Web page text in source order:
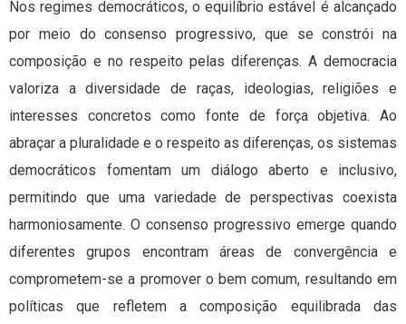
Nos regimes democráticos, o equilíbrio estável é alcançado
por meio do consenso progressivo, que se constrói na
composição e no respeito pelas diferenças. A democracia
valoriza a diversidade de raças, ideologias, religiões e
interesses concretos como fonte de força objetiva. Ao
abraçar a pluralidade e o respeito as diferenças, os sistemas
democráticos fomentam um diálogo aberto e inclusivo,
permitindo que uma variedade de perspectivas coexista
harmoniosamente. O consenso progressivo emerge quando
diferentes grupos encontram áreas de convergência e
comprometem-se a promover o bem comum, resultando em
políticas que refletem a composição equilibrada das